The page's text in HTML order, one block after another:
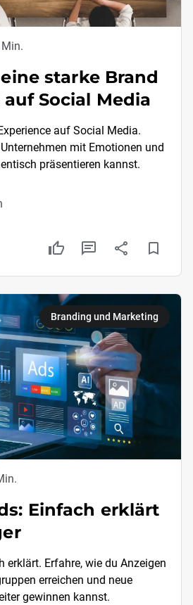
starke Brand
Social Media
auf Social Media.
mit Emotionen und
präsentieren kannst.
Branding und Marketing
Einfach erklärt
erklärt. Erfahre, wie du Anzeigen
erreichen und neue
gewinnen kannst.